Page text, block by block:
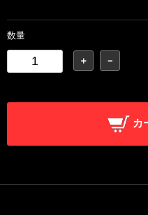
数量
＋ －
カ